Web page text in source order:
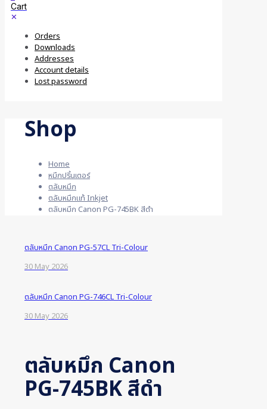
Cart
✕
Orders
Downloads
Addresses
Account details
Lost password
Shop
Home
หมึกปริ้นเตอร์
ตลับหมึก
ตลับหมึกแท้ Inkjet
ตลับหมึก Canon PG-745BK สีดำ
ตลับหมึก Canon PG-57CL Tri-Colour
30 May 2026
ตลับหมึก Canon PG-746CL Tri-Colour
30 May 2026
ตลับหมึก Canon
PG-745BK สีดำ